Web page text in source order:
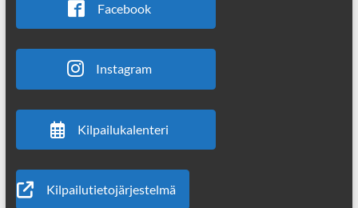
Facebook
Instagram
Kilpailukalenteri
Kilpailutietojärjestelmä